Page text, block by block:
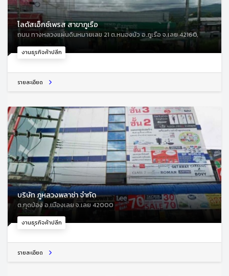
งานธุรกิจค้าปลีก
โลตัสเอ็กซ์เพรส สาขาภูเรือ
ถนน ทางหลวงแผ่นดินหมายเลข 21 ต.หนองบัว อ.ภูเรือ จ.เลย 42160,
รายละเอียด
งานธุรกิจค้าปลีก
บริษัท ภูหลวงพลาซ่า จำกัด
ต.กุดป่อง อ.เมืองเลย จ.เลย 42000
รายละเอียด